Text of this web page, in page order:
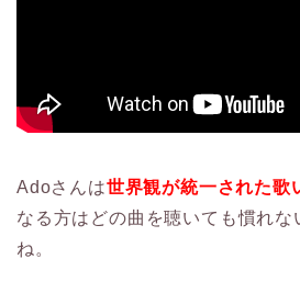
Adoさんは世界観が統一された歌
なる方はどの曲を聴いても慣れな
ね。